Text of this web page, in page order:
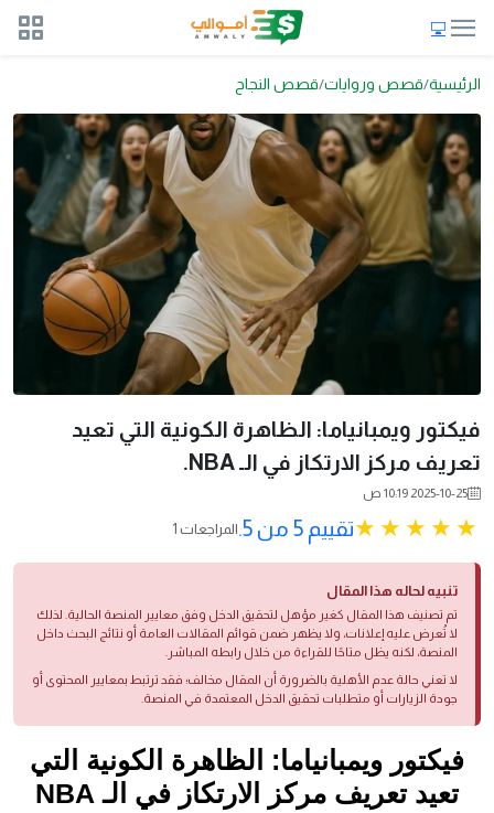
الرئيسية قصص وروايات قصص النجاح
فيكتور ويمبانياما: الظاهرة الكونية التي تعيد
تعريف مركز الارتكاز في الـ NBA.
2025-10-25 10:19 ص
تقييم 5 من 5. 1 المراجعات
تنبيه لحاله هذا المقال
تم تصنيف هذا المقال كغير مؤهل لتحقيق الدخل وفق معايير المنصة الحالية. لذلك
لا تُعرض عليه إعلانات، ولا يظهر ضمن قوائم المقالات العامة أو نتائج البحث داخل
المنصة، لكنه يظل متاحًا للقراءة من خلال رابطه المباشر.
لا تعني حالة عدم الأهلية بالضرورة أن المقال مخالف؛ فقد ترتبط بمعايير المحتوى أو
جودة الزيارات أو متطلبات تحقيق الدخل المعتمدة في المنصة.
فيكتور ويمبانياما: الظاهرة الكونية التي
تعيد تعريف مركز الارتكاز في الـ NBA